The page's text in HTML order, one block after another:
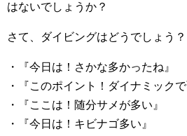
はないでしょうか？
さて、ダイビングはどうでしょう？
・『今日は！さかな多かったね』
・『このポイント！ダイナミックで
・『ここは！随分サメが多い』
・『今日は！キビナゴ多い』